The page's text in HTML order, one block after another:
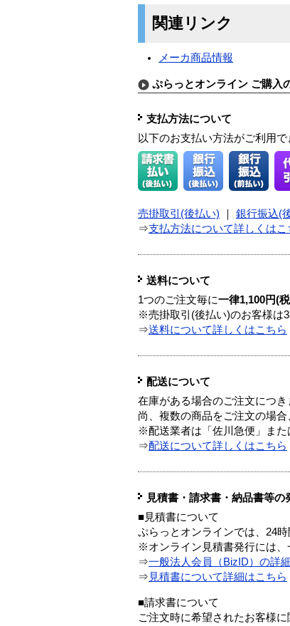
関連リンク
メーカ商品情報
ぷらっとオンライン ご購入
支払方法について
以下のお支払い方法がご利用で
売掛取引(後払い) 銀行振込(
⇒支払方法について詳しくはこ
送料について
1つのご注文毎に一律1,100円(
※売掛取引(後払い)のお客様は
⇒送料について詳しくはこちら
配送について
在庫がある場合のご注文につ
尚、複数の商品をご注文の場
※配送業者は「佐川急便」ま
⇒配送について詳しくはこちら
見積書・請求書・納品書等の
■見積書について
ぷらっとオンラインでは、24
※オンライン見積書発行には、
⇒一般法人会員（BizID）の詳
⇒ 見積書について詳細はこちら
■請求書について
ご注文時に希望されたお客様